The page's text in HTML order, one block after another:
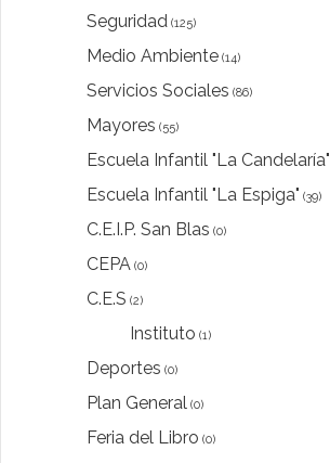
Seguridad (125)
Medio Ambiente (14)
Servicios Sociales (86)
Mayores (55)
Escuela Infantil "La Candelaría"
Escuela Infantil "La Espiga" (39)
C.E.I.P. San Blas (0)
CEPA (0)
C.E.S (2)
Instituto (1)
Deportes (0)
Plan General (0)
Feria del Libro (0)